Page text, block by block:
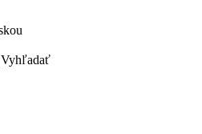
Vyhľadať